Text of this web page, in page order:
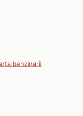
benzinarii